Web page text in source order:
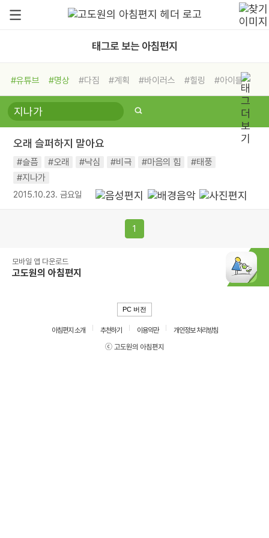
태그로 보는 아침편지
#유튜브 #명상 #다짐 #계획 #바이러스 #힐링
#아이들
#비전캠프
#독서캠프 #삶
#희망
#나눔 #친구 #링컨학교
#독서
#건강 #면역력
오래 슬퍼하지 말아요
#슬픔 #오래 #낙심 #비극 #마음의 힘
#태풍
#지나가
2015.10.23. 금요일
1
모바일 앱 다운로드
고도원의 아침편지
PC 버전
아침편지 소개 추천하기 이용약관
개인정보 처리방침
ⓒ 고도원의 아침편지